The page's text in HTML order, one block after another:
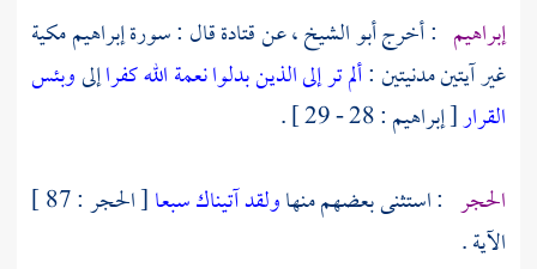
إبراهيم : أخرجأبو الشيخ ،عنقتادةقال : سورة إبراهيم مكية
غير آيتين مدنيتين :ألم تر إلى الذين بدلوا نعمة الله كفراإلىوبئس
القرار[ إبراهيم : 28 - 29 ] .
الحجر : استثنى بعضهم منهاولقد آتيناك سبعا
[ الحجر : 87 ]
الآية .